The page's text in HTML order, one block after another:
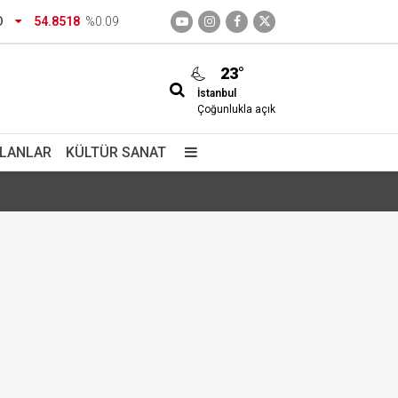
54.8518 %0.09
23°
İstanbul
Çoğunlukla açık
KÜLTÜR SANAT